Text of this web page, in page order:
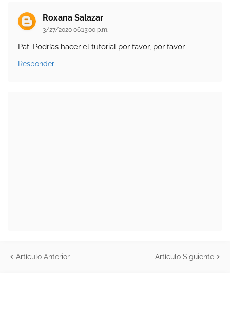
Roxana Salazar
3/27/2020 06:13:00 p.m.
Pat. Podrías hacer el tutorial por favor, por favor
Responder
Artículo Anterior Artículo Siguiente